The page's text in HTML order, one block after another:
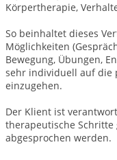
Körpertherapie,
So beinhaltet dieses
Möglichkeiten
Bewegung, Übungen,
sehr individuell auf die
einzugehen.
Der Klient ist
therapeutische
abgesprochen werden.